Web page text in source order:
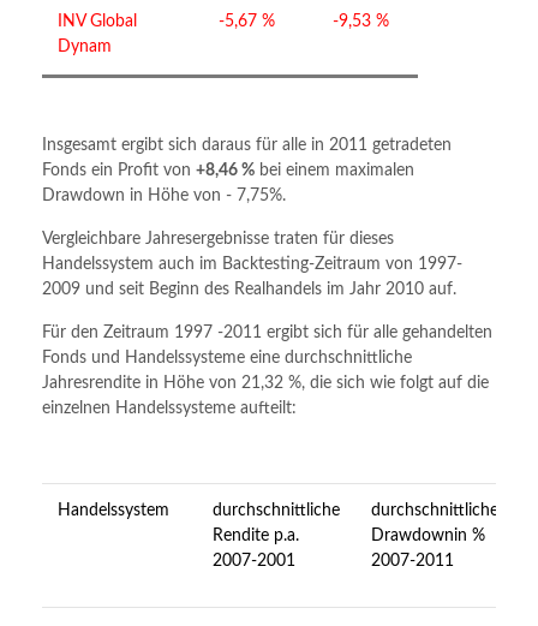
INV Global
Dynam
-5,67 % -9,53 %
Insgesamt ergibt sich daraus für alle in 2011 getradeten
Fonds ein Profit von +8,46 % bei einem maximalen
Drawdown in Höhe von - 7,75%.
Vergleichbare Jahresergebnisse traten für dieses
Handelssystem auch im Backtesting-Zeitraum von 1997-
2009 und seit Beginn des Realhandels im Jahr 2010 auf.
Für den Zeitraum 1997 -2011 ergibt sich für alle gehandelten
Fonds und Handelssysteme eine durchschnittliche
Jahresrendite in Höhe von 21,32 %, die sich wie folgt auf die
einzelnen Handelssysteme aufteilt:
Handelssystem
durchschnittliche
Rendite p.a.
2007-2001
durchschnittlicher
Drawdownin %
2007-2011